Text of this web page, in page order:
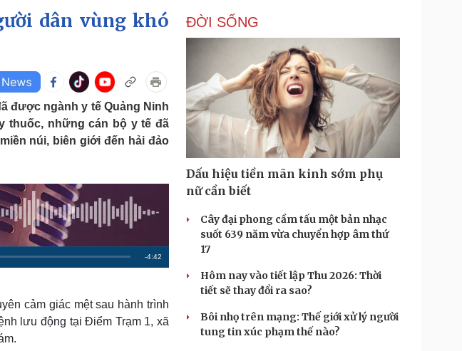
Giá cà phê
tô - Xe máy
máy
vấn
Doanh nghiệp
Thông tin doanh nghiệp
Doanh nghiệp 24h
Doanh nhân
Vì cộng đồng
Công nghệ
Sành điệu
Tin Công nghệ
Trải nghiệm
Chuyển đổi số
trí
sĩ
trang
Việt
Du lịch
Săn Tour
Podcast
Đọc truyện đêm khuya
Cửa sổ tình yêu
dân vùng khó
được ngành y tế Quảng Ninh
thuốc, những cán bộ y tế đã
núi, biên giới đến hải đảo
R
m
a
-4:42
cảm giác mệt sau hành trình
lưu động tại Điểm Trạm 1, xã
ĐỜI SỐNG
Dấu hiệu tiền mãn kinh sớm phụ
nữ cần biết
Cây đại phong cầm tấu một bản nhạc
suốt 639 năm vừa chuyển hợp âm thứ
17
Hôm nay vào tiết lập Thu 2026: Thời
tiết sẽ thay đổi ra sao?
Bôi nhọ trên mạng: Thế giới xử lý người
tung tin xúc phạm thế nào?